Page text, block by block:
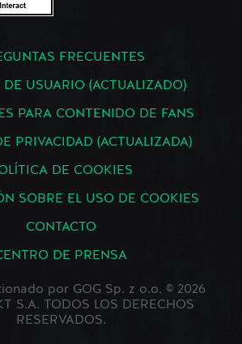
FRECUENTES
DE USUARIO (ACTUALIZADO)
PARA CONTENIDO DE FANS
PRIVACIDAD (ACTUALIZADA)
DE COOKIES
SOBRE EL USO DE COOKIES
CONTACTO
DE PRENSA
por GOG Sp. z o.o. © 2026
S.A. TODOS LOS DERECHOS
RESERVADOS.